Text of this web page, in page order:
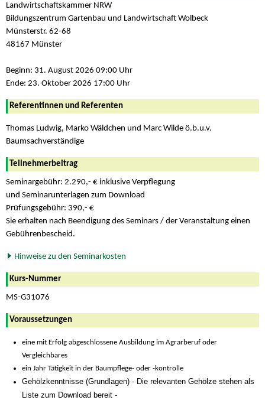
Landwirtschaftskammer NRW
Bildungszentrum Gartenbau und Landwirtschaft Wolbeck
Münsterstr. 62-68
48167 Münster
Beginn: 31. August 2026 09:00 Uhr
Ende: 23. Oktober 2026 17:00 Uhr
Referentinnen und Referenten
Thomas Ludwig, Marko Wäldchen und Marc Wilde ö.b.u.v.
Baumsachverständige
Teilnehmerbeitrag
Seminargebühr: 2.290,- € inklusive Verpflegung
und Seminarunterlagen zum Download
Prüfungsgebühr: 390,- €
Sie erhalten nach Beendigung des Seminars / der Veranstaltung einen
Gebührenbescheid.
Hinweise zu den Seminarkosten
Kurs-Nummer
MS-G31076
Voraussetzungen
eine mit Erfolg abgeschlossene Ausbildung im Agrarberuf oder
Vergleichbares
ein Jahr Tätigkeit in der Baumpflege- oder -kontrolle
Gehölzkenntnisse (Grundlagen) - Die relevanten Gehölze stehen als
Liste zum Download bereit -